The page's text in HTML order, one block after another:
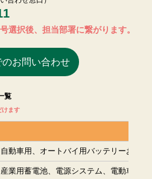
選択後、担当部署に繋がります。
のお問い合わせ
覧
けます
自動車用、オートバイ用バッテリーおよ
産業用蓄電池、電源システム、電動車両